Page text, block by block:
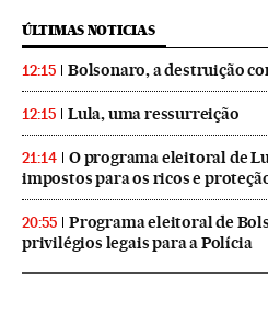
ÚLTIMAS NOTICIAS
12:15 Bolsonaro, a destruição
12:15 Lula, uma ressurreição
21:14
O programa eleitoral de
impostos para os ricos e
20:55
Programa eleitoral de
privilégios legais para a Polícia